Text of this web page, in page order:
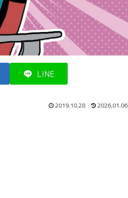
LINE
2019.10.28 2026.01.06